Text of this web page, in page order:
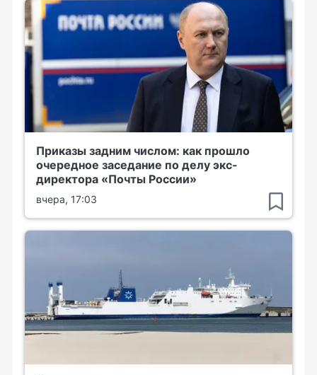
Приказы задним числом: как прошло
очередное заседание по делу экс-
директора «Почты России»
вчера, 17:03